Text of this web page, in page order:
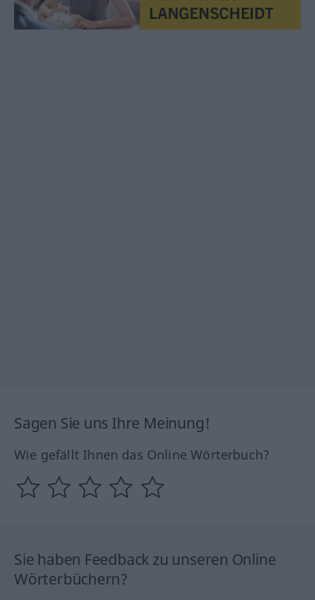
Sagen Sie uns Ihre Meinung!
Wie gefällt Ihnen das Online Wörterbuch?
Sie haben Feedback zu unseren Online
Wörterbüchern?